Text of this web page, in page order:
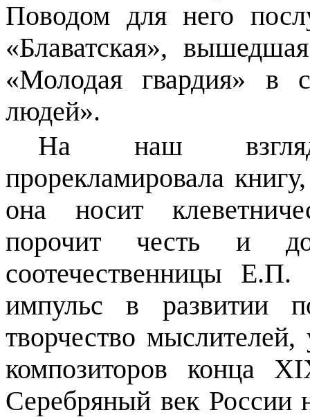
Поводом для него
«Блаватская»,
«Молодая гвардия» в
людей».
На наш
прорекламировала
она носит
порочит честь и
соотечественницы
импульс в развитии
творчество
композиторов конца
Серебряный век России